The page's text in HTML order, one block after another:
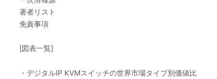
著者リスト
免責事項
[図表一覧]
・デジタルIP KVMスイッチの世界市場タイプ別価値比